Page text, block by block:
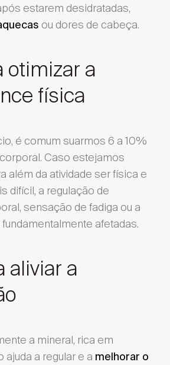
estarem desidratadas,
ou dores de cabeça.
otimizar a
física
é comum suarmos 6 a 10%
Caso estejamos
além da atividade ser física e
difícil, a regulação de
sensação de fadiga ou a
afetadas.
aliviar a
a mineral, rica em
a regular e a melhorar o